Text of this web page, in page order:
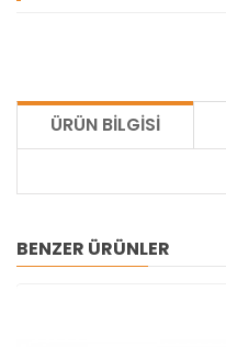
ÜRÜN BILGISI
BENZER ÜRÜNLER